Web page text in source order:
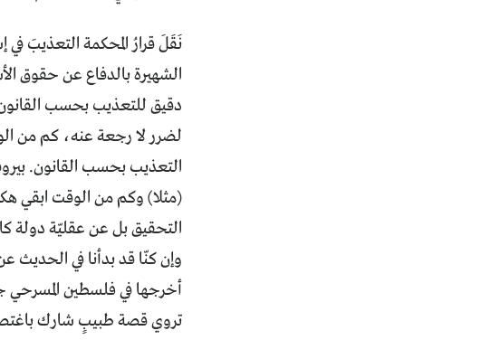
نَقَلَ قرارُ المحكمة التعذيبَ
الشهيرة بالدفاع عن حقوق
دقيق للتعذيب بحسب
لضرر لا رجعة عنه، كم من
التعذيب بحسب القانون.
(مثلا) وكم من الوقت ابقي
التحقيق بل عن عقليّة دولة
وإن كنّا قد بدأنا في الحديث
أخرجها في فلسطين المسرحي
تروي قصة طبيبٍ شارك